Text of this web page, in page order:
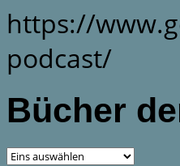
https://
podcast/
Bücher